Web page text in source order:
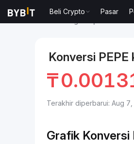
Beli Crypto Pasar
Konversi PEPE
₸
Terakhir diperbarui: Aug
Grafik Konversi